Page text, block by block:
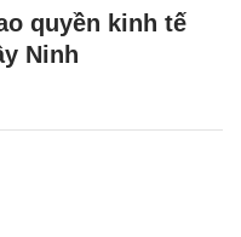
quyền kinh tế
Ninh